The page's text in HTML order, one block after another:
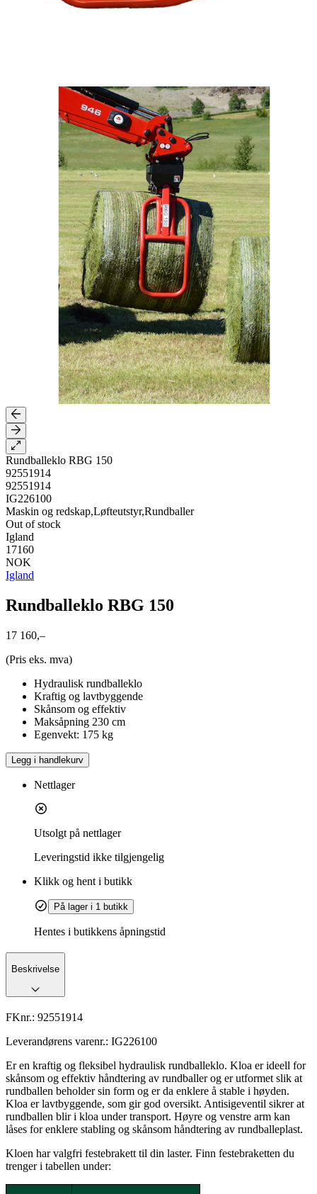
Rundballeklo RBG 150
92551914
92551914
IG226100
Maskin og redskap,Løfteutstyr,Rundballer
Out of stock
Igland
17160
NOK
Igland
Rundballeklo RBG 150
17 160,–
(Pris eks. mva)
Hydraulisk rundballeklo
Kraftig og lavtbyggende
Skånsom og effektiv
Maksåpning 230 cm
Egenvekt: 175 kg
Legg i handlekurv
Nettlager
Utsolgt på nettlager
Leveringstid ikke tilgjengelig
Klikk og hent i butikk
På lager i 1 butikk
Hentes i butikkens åpningstid
Beskrivelse
FKnr.: 92551914
Leverandørens varenr.: IG226100
Er en kraftig og fleksibel hydraulisk rundballeklo. Kloa er ideell for
skånsom og effektiv håndtering av rundballer og er utformet slik at
rundballen beholder sin form og er da enklere å stable i høyden.
Kloa er lavtbyggende, som gir god oversikt. Antisigeventil sikrer at
rundballen blir i kloa under transport. Høyre og venstre arm kan
låses for enklere stabling og skånsom håndtering av rundballeplast.
Kloen har valgfri festebrakett til din laster. Finn festebraketten du
trenger i tabellen under: